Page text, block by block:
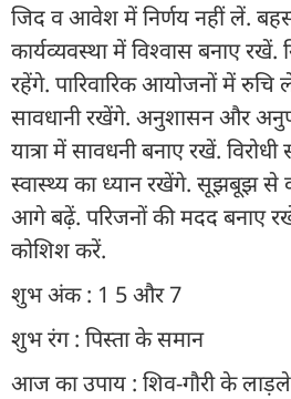
जिद व आवेश में निर्णय नहीं लें.
कार्यव्यवस्था में विश्वास बनाए रखें.
रहेंगे. पारिवारिक आयोजनों में रुचि
सावधानी रखेंगे. अनुशासन और
यात्रा में सावधनी बनाए रखें.
स्वास्थ्य का ध्यान रखेंगे. सूझबूझ
आगे बढ़ें. परिजनों की मदद बनाए
कोशिश करें.
शुभ अंक : 1 5 और 7
शुभ रंग : पिस्ता के समान
आज का उपाय : शिव-गौरी के